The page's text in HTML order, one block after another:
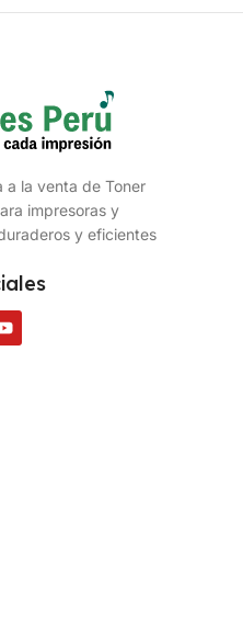
a la venta de Toner
impresoras y
y eficientes